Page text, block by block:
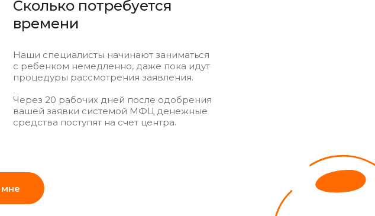
мне
Сколько потребуется
времени
Наши специалисты начинают заниматься
с ребенком немедленно, даже пока идут
процедуры рассмотрения заявления.
Через 20 рабочих дней после одобрения
вашей заявки системой МФЦ денежные
средства поступят на счет центра.